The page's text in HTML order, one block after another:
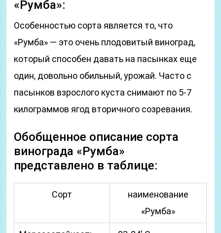
«Румба»:
Особенностью сорта является то, что
«Румба» — это очень плодовитый виноград,
который способен давать на пасынках еще
один, довольно обильный, урожай. Часто с
пасынков взрослого куста снимают по 5-7
килограммов ягод вторичного созревания.
Обобщенное описание сорта
винограда «Румба»
представлено в таблице:
Сорт
наименование
«Румба»